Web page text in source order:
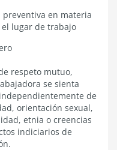
en materia
el lugar de trabajo
respeto mutuo,
se sienta
de
orientación sexual,
etnia o creencias
indiciarios de